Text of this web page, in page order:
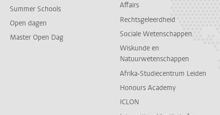
Summer Schools
Open dagen
Master Open Dag
Affairs
Rechtsgeleerdheid
Sociale Wetenschappen
Wiskunde en
Natuurwetenschappen
Afrika-Studiecentrum Leiden
Honours Academy
ICLON